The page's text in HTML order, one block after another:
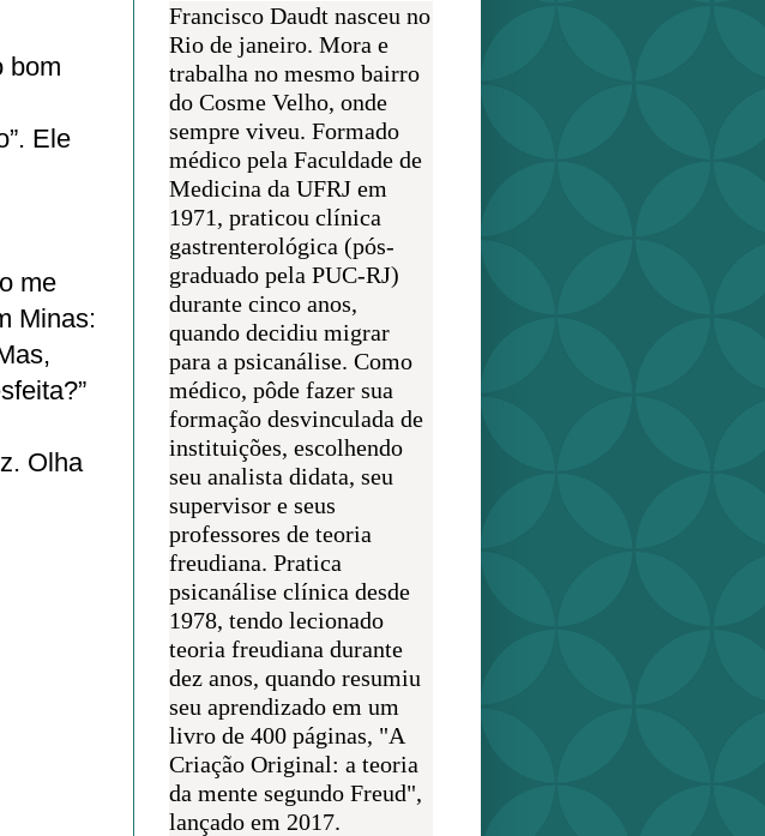
bom
Ele
me
Minas:
Olha
Francisco Daudt nasceu no
Rio de janeiro. Mora e
trabalha no mesmo bairro
do Cosme Velho, onde
sempre viveu. Formado
médico pela Faculdade de
Medicina da UFRJ em
1971, praticou clínica
gastrenterológica (pós-
graduado pela PUC-RJ)
durante cinco anos,
quando decidiu migrar
para a psicanálise. Como
médico, pôde fazer sua
formação desvinculada de
instituições, escolhendo
seu analista didata, seu
supervisor e seus
professores de teoria
freudiana. Pratica
psicanálise clínica desde
1978, tendo lecionado
teoria freudiana durante
dez anos, quando resumiu
seu aprendizado em um
livro de 400 páginas, "A
Criação Original: a teoria
da mente segundo Freud",
lançado em 2017.